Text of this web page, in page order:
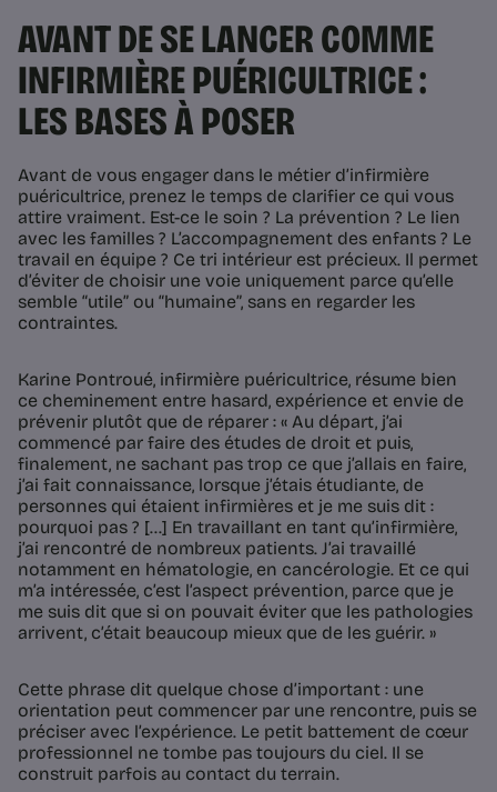
AVANT DE SE LANCER COMME
INFIRMIÈRE PUÉRICULTRICE :
LES BASES À POSER
Avant de vous engager dans le métier d’infirmière
puéricultrice, prenez le temps de clarifier ce qui vous
attire vraiment. Est-ce le soin ? La prévention ? Le lien
avec les familles ? L’accompagnement des enfants ? Le
travail en équipe ? Ce tri intérieur est précieux. Il permet
d’éviter de choisir une voie uniquement parce qu’elle
semble “utile” ou “humaine”, sans en regarder les
contraintes.
Karine Pontroué, infirmière puéricultrice, résume bien
ce cheminement entre hasard, expérience et envie de
prévenir plutôt que de réparer : « Au départ, j’ai
commencé par faire des études de droit et puis,
finalement, ne sachant pas trop ce que j’allais en faire,
j’ai fait connaissance, lorsque j’étais étudiante, de
personnes qui étaient infirmières et je me suis dit :
pourquoi pas ? [...] En travaillant en tant qu’infirmière,
j’ai rencontré de nombreux patients. J’ai travaillé
notamment en hématologie, en cancérologie. Et ce qui
m’a intéressée, c’est l’aspect prévention, parce que je
me suis dit que si on pouvait éviter que les pathologies
arrivent, c’était beaucoup mieux que de les guérir. »
Cette phrase dit quelque chose d’important : une
orientation peut commencer par une rencontre, puis se
préciser avec l’expérience. Le petit battement de cœur
professionnel ne tombe pas toujours du ciel. Il se
construit parfois au contact du terrain.